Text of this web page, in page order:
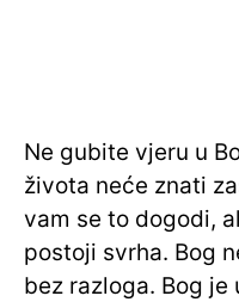
Ne gubite vjeru u
života neće znati
vam se to dogodi,
postoji svrha. Bog
bez razloga. Bog je